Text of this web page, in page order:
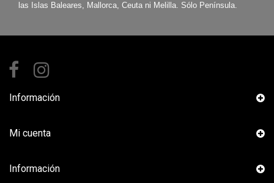
las Islas Baleares, Mallorca, Ceuta ni Melilla. Sólo Península.
Información
Mi cuenta
Información